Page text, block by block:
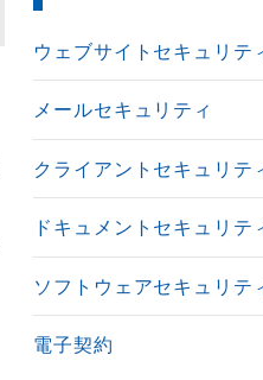
ウェブサイトセキュリテ
メールセキュリティ
クライアントセキュリテ
ドキュメントセキュリテ
ソフトウェアセキュリテ
電子契約